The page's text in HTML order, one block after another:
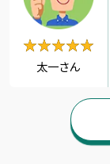
★★★★★
★★★★★
太一さん